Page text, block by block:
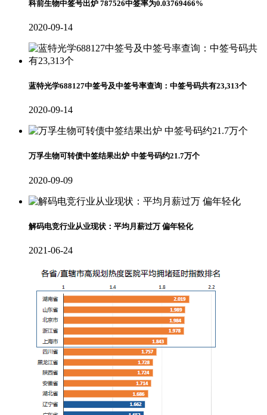
科前生物中签号出炉 787526中签率为0.03769466%
2020-09-14
蓝特光学688127中签号及中签号率查询：中签号码共有23,313个
2020-09-14
万孚生物可转债中签结果出炉 中签号码约21.7万个
2020-09-09
解码电竞行业从业现状：平均月薪过万 偏年轻化
2021-06-24